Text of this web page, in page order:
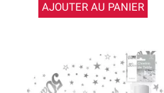
AJOUTER AU PANIER